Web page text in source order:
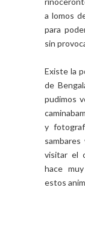
a lomos
para
sin
Existe la
de
pudimos
y
visitar el
hace
estos